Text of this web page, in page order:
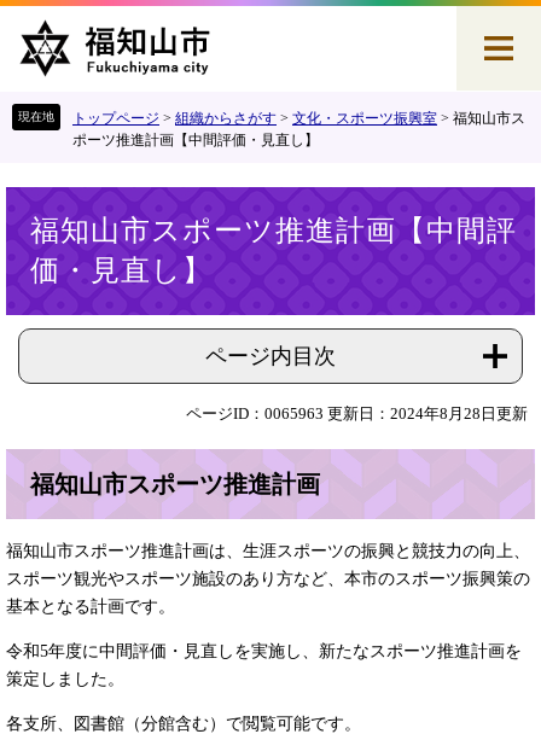
す
し
トップページ > 組織からさがす > 文化・スポーツ振興室 > 福知山市ス
ポーツ推進計画【中間評価・見直し】
福知山市スポーツ推進計画【中間評
価・見直し】
ページ内目次
ページID：0065963 更新日：2024年8月28日更新
福知山市スポーツ推進計画
福知山市スポーツ推進計画は、生涯スポーツの振興と競技力の向上、
スポーツ観光やスポーツ施設のあり方など、本市のスポーツ振興策の
基本となる計画です。
令和5年度に中間評価・見直しを実施し、新たなスポーツ推進計画を
策定しました。
各支所、図書館（分館含む）で閲覧可能です。